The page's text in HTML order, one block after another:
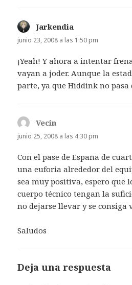
Jarkendia
junio 23, 2008 a las 1:50 pm
¡Yeah! Y ahora a intentar
vayan a joder. Aunque la
parte, ya que Hiddink no pasa
Vecin
junio 25, 2008 a las 4:30 pm
Con el pase de España de
una euforia alrededor del
sea muy positiva, espero que
cuerpo técnico tengan la
no dejarse llevar y se consiga
Saludos
Deja una respuesta